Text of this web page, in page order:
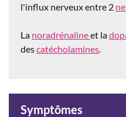
l'influx nerveux entre 2
La noradrénalineet la
descatécholamines.
Symptômes